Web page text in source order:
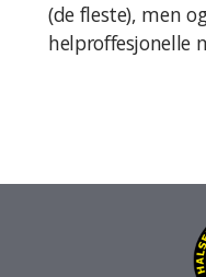
(de fleste), men
helproffesjonelle